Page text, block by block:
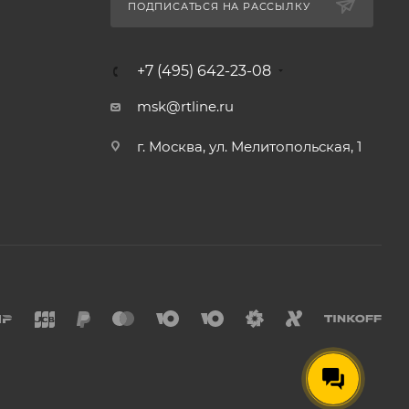
ПОДПИСАТЬСЯ НА РАССЫЛКУ
+7 (495) 642-23-08
msk@rtline.ru
г. Москва, ул. Мелитопольская, 1